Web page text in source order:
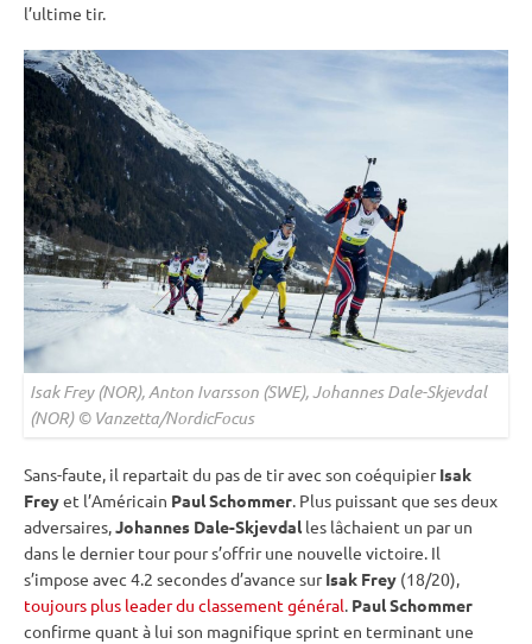
l’ultime tir.
Isak Frey (NOR), Anton Ivarsson (SWE), Johannes Dale-Skjevdal
(NOR) © Vanzetta/NordicFocus
Sans-faute, il repartait du pas de tiravec son coéquipierIsak
Freyet l’Américain Paul Schommer. Plus puissant que ses deux
adversaires,Johannes Dale-Skjevdalles lâchaient un par un
dans le dernier tour pour s’offrir une nouvelle victoire. Il
s’impose avec 4.2 secondes d’avance surIsak Frey (18/20),
toujours plus leader du classement général. Paul Schommer
confirme quant à lui son magnifique sprint en terminant une